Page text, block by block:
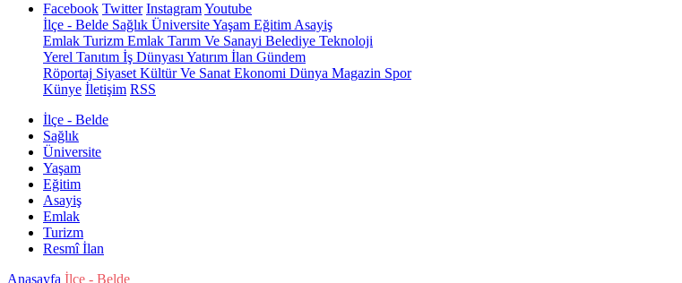
Facebook Twitter InstagramYoutube
İlçe - Belde Sağlık ÜniversiteYaşam Eğitim Asayiş
Emlak Turizm Emlak Tarım Ve Sanayi Belediye Teknoloji
Yerel Tanıtım İş Dünyası Yatırım İlan Gündem
Röportaj Siyaset Kültür Ve Sanat Ekonomi Dünya Magazin Spor
Künye İletişim RSS
İlçe - Belde
Sağlık
Üniversite
Yaşam
Eğitim
Asayiş
Emlak
Turizm
Resmî İlan
Anasayfa İlçe - Belde